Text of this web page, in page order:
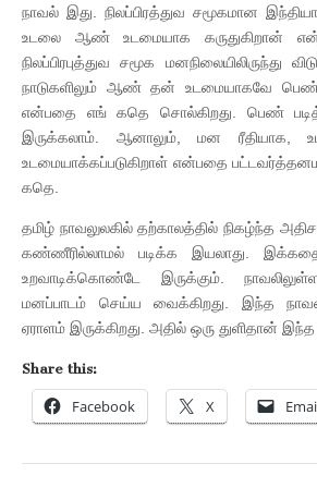
நாவல் இது. நிலப்பிரத்துவ சமூகமான
உடலை ஆண் உடமையாக கருதுகிறான்
நிலப்பிரபுத்துவ சமூக மனநிலையிலிருந்து
நாடுகளிலும் ஆண் தன் உடமையாகவே பெண்
என்பதை எங் கதெ சொல்கிறது. பெண்
இருக்கலாம். ஆனாலும், மன ரீதியாக,
உடமையாக்கப்படுகிறாள் என்பதை
கதெ.
தமிழ் நாவலுலகில் தற்காலத்தில் நிகழ்ந்த
கண்ணீரில்லாமல் படிக்க இயலாது.
உறவாடிக்கொண்டே இருக்கும்.
மனப்பாடம் செய்ய வைக்கிறது. இந்த
ஏராளம் இருக்கிறது. அதில் ஒரு துளிதான் இந்த
Share this:
Facebook X